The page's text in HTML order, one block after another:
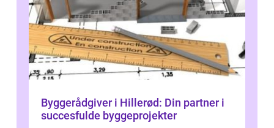
Byggerådgiver i Hillerød: Din partner i
succesfulde byggeprojekter